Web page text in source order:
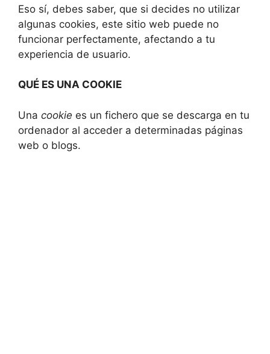
Eso sí, debes saber, que si decides no utilizar
algunas cookies, este sitio web puede no
funcionar perfectamente, afectando a tu
experiencia de usuario.
QUÉ ES UNA COOKIE
Una cookie es un fichero que se descarga en tu
ordenador al acceder a determinadas páginas
web o blogs.